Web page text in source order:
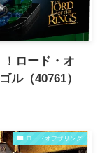
！ロード・オ
ル（40761）
ロードオブザリング